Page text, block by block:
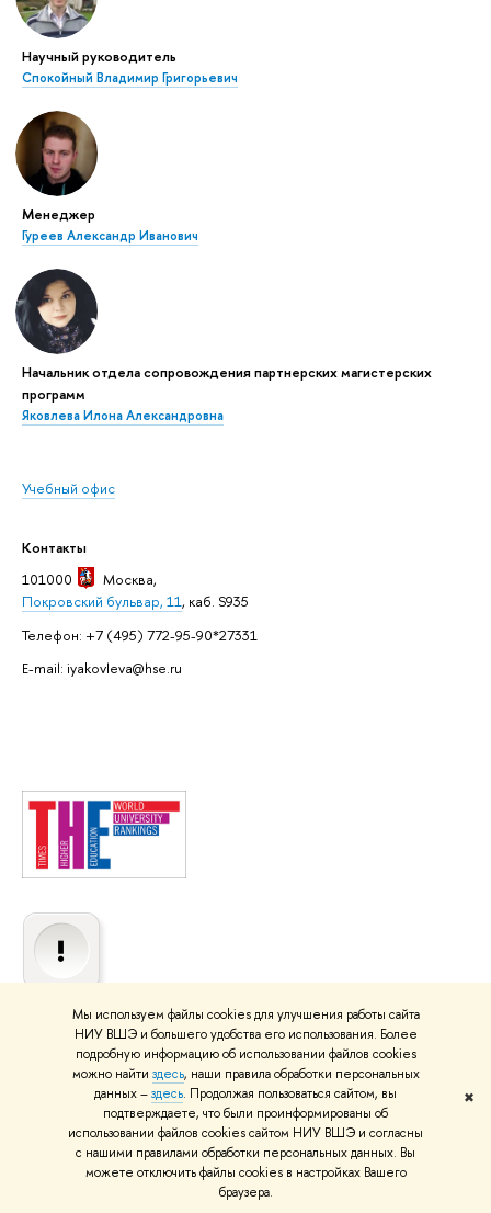
Мы используем файлы cookies для улучшения работы сайта
НИУ ВШЭ и большего удобства его использования. Более
подробную информацию об использовании файлов cookies
можно найти здесь, наши правила обработки персональных
данных –здесь. Продолжая пользоваться сайтом, вы
подтверждаете, что были проинформированы об
использовании файлов cookies сайтом НИУ ВШЭ и согласны
с нашими правилами обработки персональных данных. Вы
можете отключить файлы cookies в настройках Вашего
браузера.
✖
Научный руководитель
Спокойный Владимир Григорьевич
Менеджер
Гуреев Александр Иванович
Начальник отдела сопровождения партнерских магистерских
программ
Яковлева Илона Александровна
Учебный офис
Контакты
101000
Москва,
Покровский бульвар, 11, каб. S935
Телефон: +7 (495) 772-95-90*27331
E-mail: iyakovleva@hse.ru
Выразительная кнопка
для предложений и замечаний, направленных на улучшение
деятельности университета и повышение качества образования
Подписаться на обновления, новости и анонсы программы
Канал в Telegram Магистратура ФКН ВШЭ